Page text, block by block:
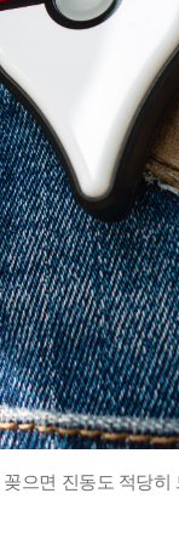
꽂으면 진동도 적당